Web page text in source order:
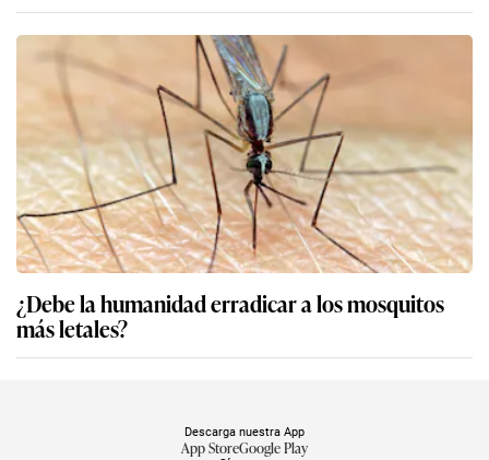
¿Debe la humanidad erradicar a los mosquitos
más letales?
Descarga nuestra App
App StoreGoogle Play